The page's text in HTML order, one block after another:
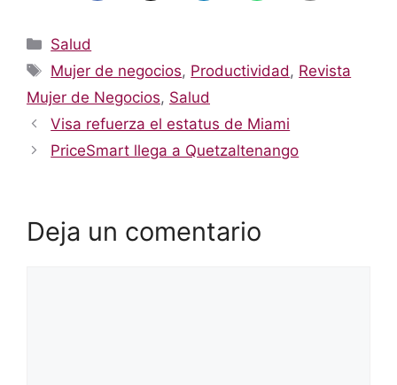
Categorías
Salud
Etiquetas
Mujer de negocios, Productividad , Revista
Mujer de Negocios, Salud
Visa refuerza el estatus de Miami
PriceSmart llega a Quetzaltenango
Deja un comentario